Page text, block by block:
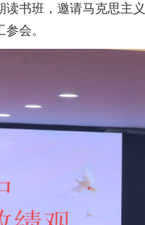
读书班，邀请马克思主
会。